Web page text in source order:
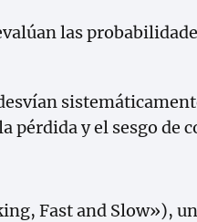
las
pérdida y el sesgo de
Fast and Slow»),